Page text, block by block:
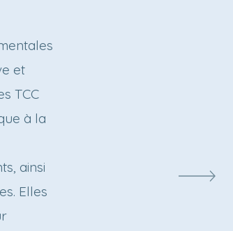
et
TCC
à la
ainsi
Elles